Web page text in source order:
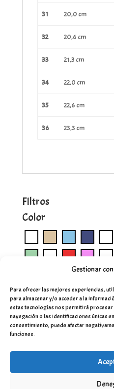
Gestionar
Para ofrecer las mejores experiencias,
para almacenar y/o acceder a la
estas tecnologías nos permitirá
navegación o las identificaciones únicas
consentimiento, puede afectar
funciones.
31 20,0 cm
32 20,6 cm
33 21,3 cm
34 22,0 cm
35 22,6 cm
36 23,3 cm
FIltros
Color